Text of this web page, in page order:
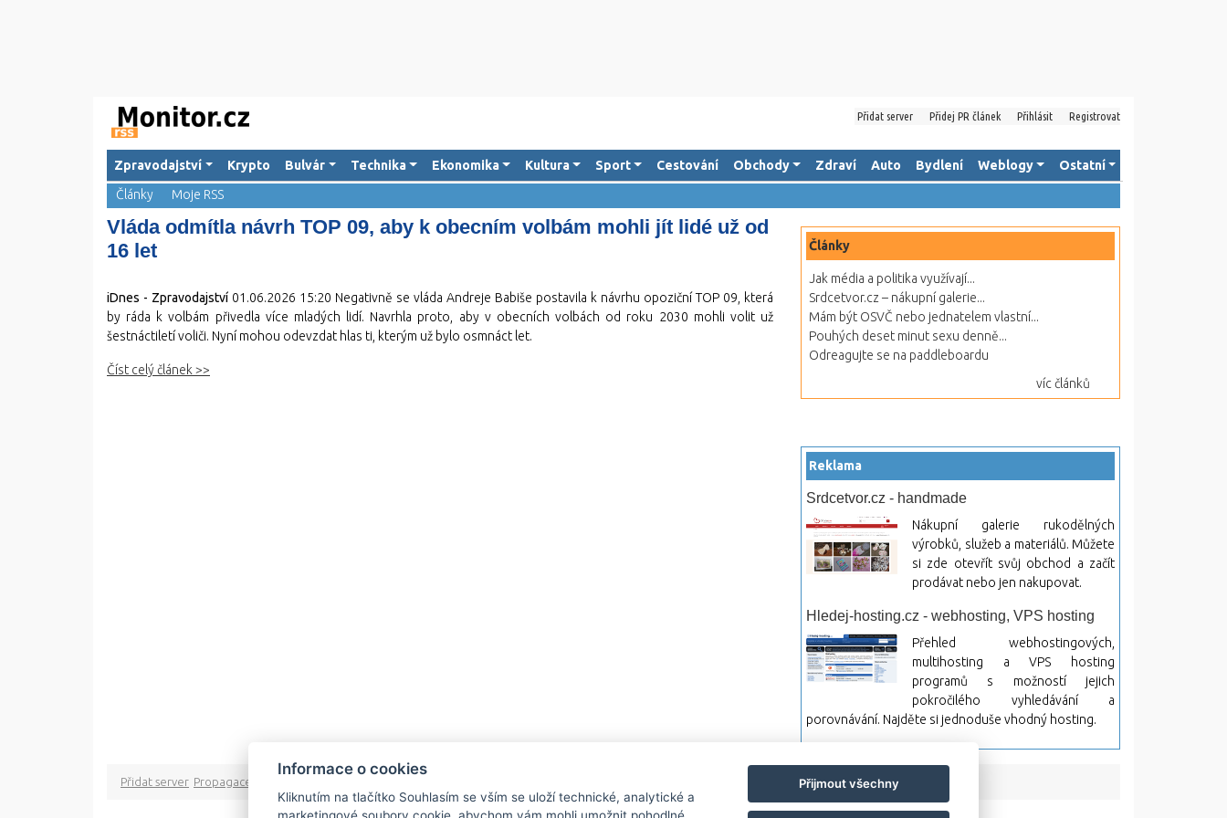
Přidat server Přidej PR článek Přihlásit Registrovat
Zpravodajství Krypto Bulvár Technika Ekonomika Kultura Sport Cestování Obchody Zdraví Auto Bydlení Weblogy
Ostatní
Články
Moje RSS
Vláda odmítla návrh TOP 09, aby k obecním volbám mohli jít lidé už od
16 let
iDnes - Zpravodajství 01.06.2026 15:20 Negativně se vláda Andreje Babiše postavila k návrhu opoziční TOP 09, která
by ráda k volbám přivedla více mladých lidí. Navrhla proto, aby v obecních volbách od roku 2030 mohli volit už
šestnáctiletí voliči. Nyní mohou odevzdat hlas ti, kterým už bylo osmnáct let.
Číst celý článek >>
Články
Jak média a politika využívají...
Srdcetvor.cz – nákupní galerie...
Mám být OSVČ nebo jednatelem vlastní...
Pouhých deset minut sexu denně...
Odreagujte se na paddleboardu
víc článků
Reklama
Srdcetvor.cz - handmade
Nákupní galerie rukodělných
výrobků, služeb a materiálů. Můžete
si zde otevřít svůj obchod a začít
prodávat nebo jen nakupovat.
Hledej-hosting.cz - webhosting, VPS hosting
Přehled webhostingových,
multihosting a VPS hosting
programů s možností jejich
pokročilého vyhledávání a
porovnávání. Najděte si jednoduše vhodný hosting.
Přidat server Propagace
Informace o cookies
Kliknutím na tlačítko Souhlasím se vším se uloží technické, analytické a
Přijmout všechny